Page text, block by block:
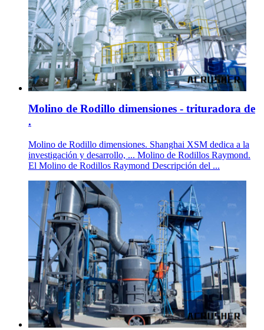
Molino de Rodillo dimensiones - trituradora de
.
Molino de Rodillo dimensiones. Shanghai XSM dedica a la
investigación y desarrollo, ... Molino de Rodillos Raymond.
El Molino de Rodillos Raymond Descripción del ...